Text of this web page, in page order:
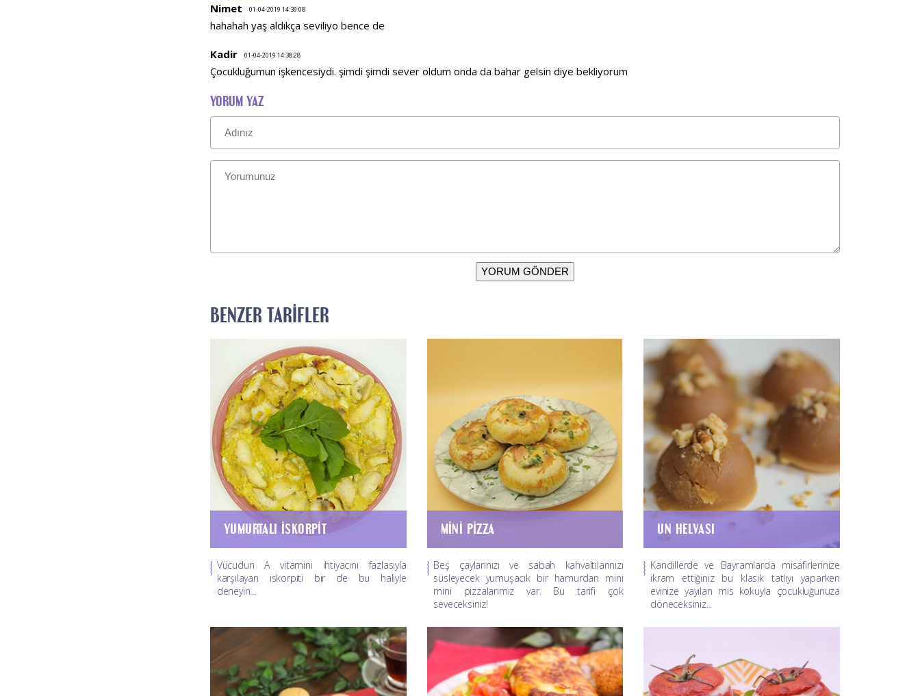
Nimet 01-04-2019 14:39:08
hahahah yaş aldıkça seviliyo bence de
Kadir 01-04-2019 14:38:28
Çocukluğumun işkencesiydi. şimdi şimdi sever oldum onda da bahar gelsin diye bekliyorum
YORUM YAZ
YORUM GÖNDER
BENZER TARIFLER
YUMURTALI İSKORPIT
Vücudun A vitamini ihtiyacını fazlasıyla
karşılayan iskorpiti bir de bu haliyle
deneyin...
MINI PIZZA
Beş çaylarınızı ve sabah kahvaltılarınızı
süsleyecek yumuşacık bir hamurdan mini
mini pizzalarımız var. Bu tarifi çok
seveceksiniz!
UN HELVASI
Kandillerde ve Bayramlarda misafirlerinize
ikram ettiğiniz bu klasik tatlıyı yaparken
evinize yayılan mis kokuyla çocukluğunuza
döneceksiniz...